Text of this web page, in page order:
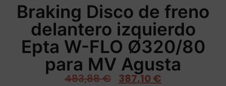
Braking Disco de freno
delantero izquierdo
Epta W-FLO Ø320/80
para MV Agusta
483,88€ 387,10 €